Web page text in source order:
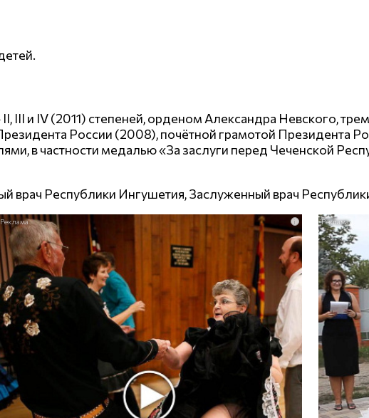
III и IV (2011) степеней, орденом Александра Невского,
России (2008), почётной грамотой Президента
в частности медалью «За заслуги перед Чеченской
врач Республики Ингушетия, Заслуженный врач
i